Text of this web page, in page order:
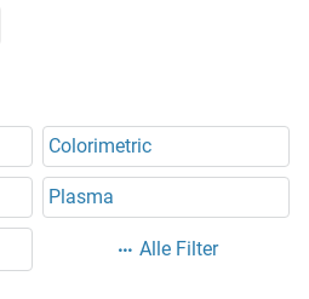
Colorimetric
Plasma
Alle Filter